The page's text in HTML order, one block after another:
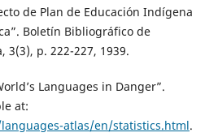
de Plan de Educación Indígena
Boletín Bibliográfico de
3(3), p. 222-227, 1939.
Languages in Danger”.
at:
atlas/en/statistics.html.